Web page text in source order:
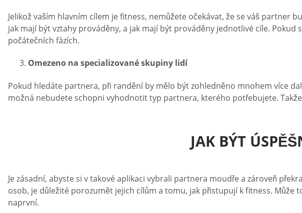
Jelikož vaším hlavním cílem je fitness, nemůžete očekávat, že se váš partner
jak mají být vztahy prováděny, a jak mají být prováděny jednotlivé cíle.
počátečních fázích.
Omezeno na specializované skupiny lidí
Pokud hledáte partnera, při randění by mělo být zohledněno mnohem více
možná nebudete schopni vyhodnotit typ partnera, kterého potřebujete.
JAK BÝT
Je zásadní, abyste si v takové aplikaci vybrali partnera moudře a zároveň
osob, je důležité porozumět jejich cílům a tomu, jak přistupují k fitness.
naprvní.